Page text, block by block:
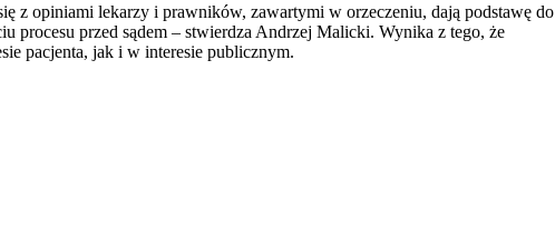
z opiniami lekarzy i prawników, zawartymi w orzeczeniu, dają podstawę do
procesu przed sądem – stwierdza Andrzej Malicki. Wynika z tego, że
pacjenta, jak i w interesie publicznym.